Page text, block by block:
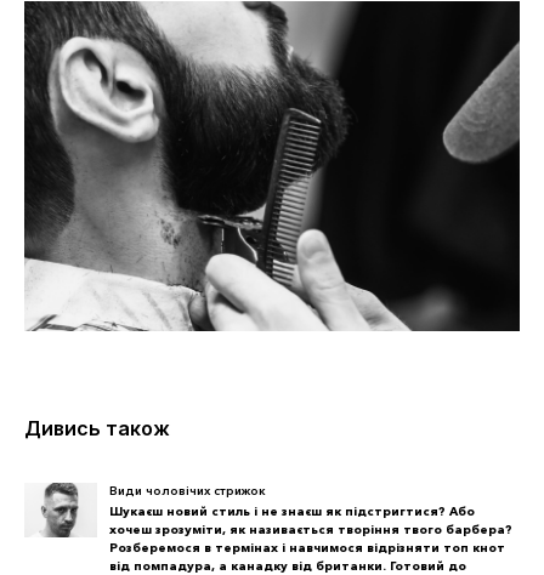
Дивись також
Види чоловічих стрижок
Шукаєш новий стиль і не знаєш як підстригтися? Або
хочеш зрозуміти, як називається творіння твого барбера?
Розберемося в термінах і навчимося відрізняти топ кнот
від помпадура, а канадку від британки. Готовий до